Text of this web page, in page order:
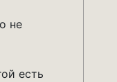
не
есть